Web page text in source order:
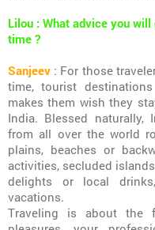
Lilou : What advice you
time ?
Sanjeev : For those
time, tourist
makes them wish they
India. Blessed
from all over the world
plains, beaches or
activities, secluded
delights or local
vacations.
Traveling is about the